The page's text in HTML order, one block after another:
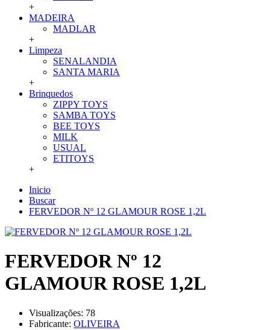
+
MADEIRA
MADLAR
+
Limpeza
SENALANDIA
SANTA MARIA
+
Brinquedos
ZIPPY TOYS
SAMBA TOYS
BEE TOYS
MILK
USUAL
ETITOYS
+
Inicio
Buscar
FERVEDOR Nº 12 GLAMOUR ROSE 1,2L
FERVEDOR Nº 12
GLAMOUR ROSE 1,2L
Visualizações: 78
Fabricante: OLIVEIRA